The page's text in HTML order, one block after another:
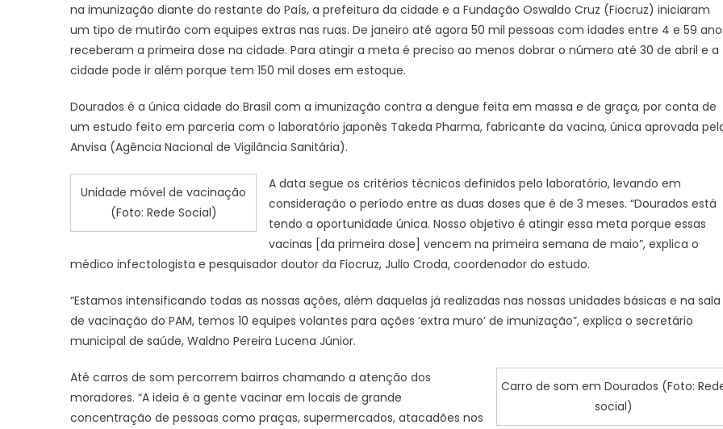
na imunização diante do restante do País, a prefeitura da cidade e a Fundação Oswaldo Cruz (Fiocruz) iniciaram
um tipo de mutirão com equipes extras nas ruas. De janeiro até agora 50 mil pessoas com idades entre 4 e 59
receberam a primeira dose na cidade. Para atingir a meta é preciso ao menos dobrar o número até 30 de abril e a
cidade pode ir além porque tem 150 mil doses em estoque.
Dourados é a única cidade do Brasil com a imunização contra a dengue feita em massa e de graça, por conta de
um estudo feito em parceria com o laboratório japonês Takeda Pharma, fabricante da vacina, única aprovada
Anvisa (Agência Nacional de Vigilância Sanitária).
Unidade móvel de vacinação
(Foto: Rede Social)
A data segue os critérios técnicos definidos pelo laboratório, levando em
consideração o período entre as duas doses que é de 3 meses. “Dourados está
tendo a oportunidade única. Nosso objetivo é atingir essa meta porque essas
vacinas [da primeira dose] vencem na primeira semana de maio”, explica o
médico infectologista e pesquisador doutor da Fiocruz, Julio Croda, coordenador do estudo.
“Estamos intensificando todas as nossas ações, além daquelas já realizadas nas nossas unidades básicas e na sala
de vacinação do PAM, temos 10 equipes volantes para ações ‘extra muro’ de imunização”, explica o secretário
municipal de saúde, Waldno Pereira Lucena Júnior.
Carro de som em Dourados (Foto:
social)
Até carros de som percorrem bairros chamando a atenção dos
moradores. “A ideia é a gente vacinar em locais de grande
concentração de pessoas como praças, supermercados, atacadões nos